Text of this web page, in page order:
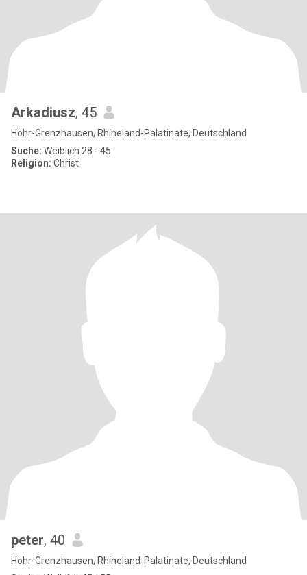
Arkadiusz, 45
Höhr-Grenzhausen, Rhineland-Palatinate, Deutschland
Suche: Weiblich 28 - 45
Religion: Christ
peter, 40
Höhr-Grenzhausen, Rhineland-Palatinate, Deutschland